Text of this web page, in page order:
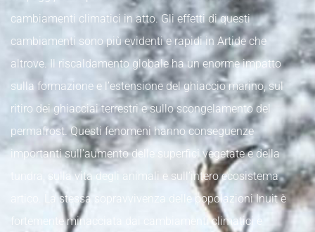
cambiamenti climatici in atto. Gli effetti di questi
cambiamenti sono più evidenti e rapidi in Artide che
altrove. Il riscaldamento globale ha un enorme impatto
sulla formazione e l’estensione del ghiaccio marino, sul
ritiro dei ghiacciai terrestri e sullo scongelamento del
permafrost. Questi fenomeni hanno conseguenze
importanti sull'aumento delle superfici vegetate e della
tundra, sulla vita degli animali e sull’intero ecosistema
artico. La stessa sopravvivenza delle popolazioni Inuit è
fortemente minacciata dai cambiamenti climatici e